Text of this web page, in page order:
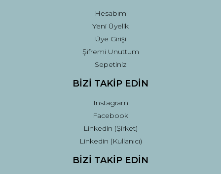
Hesabım
Yeni Üyelik
Üye Girişi
Şifremi Unuttum
Sepetiniz
BİZİ TAKİP EDİN
Instagram
Facebook
Linkedin (Şirket)
Linkedin (Kullanıcı)
BİZİ TAKİP EDİN